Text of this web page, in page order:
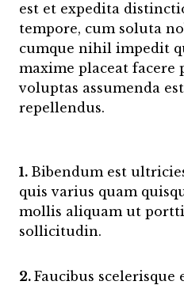
est et expedita
tempore, cum soluta
cumque nihil impedit
maxime placeat facere
voluptas assumenda
repellendus.
1. Bibendum est
quis varius quam
mollis aliquam ut
sollicitudin.
2. Faucibus scelerisque